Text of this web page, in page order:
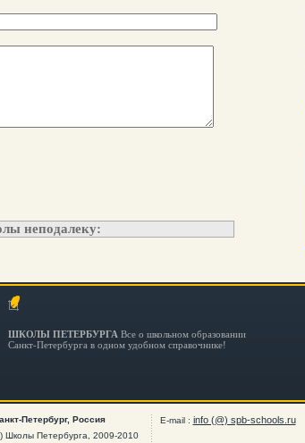
неподалеку:
ШКОЛЫ ПЕТЕРБУРГА Все о школьном образовании
Санкт-Петербурга в одном удобном справочнике!
Петербург, Россия
Школы Петербурга, 2009-2010
E-mail : info (@) spb-schools.ru